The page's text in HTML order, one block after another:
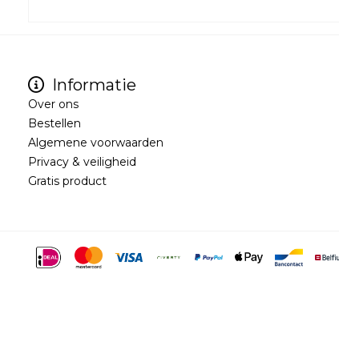
Informatie
Over ons
Bestellen
Algemene voorwaarden
Privacy & veiligheid
Gratis product